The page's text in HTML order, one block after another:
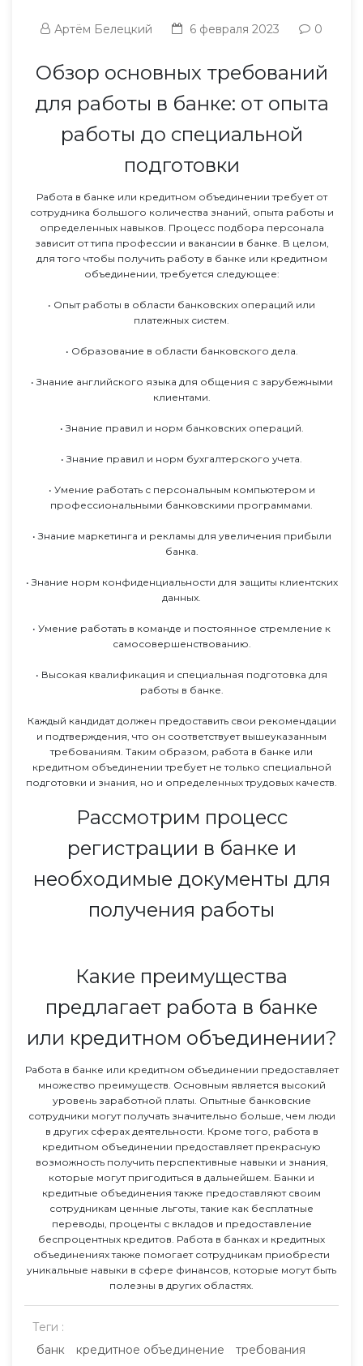
Артём Белецкий 6 февраля 2023 0
Обзор основных требований
для работы в банке: от опыта
работы до специальной
подготовки
Работа в банке или кредитном объединении требует от
сотрудника большого количества знаний, опыта работы и
определенных навыков. Процесс подбора персонала
зависит от типа профессии и вакансии в банке. В целом,
для того чтобы получить работу в банке или кредитном
объединении, требуется следующее:
• Опыт работы в области банковских операций или
платежных систем.
• Образование в области банковского дела.
• Знание английского языка для общения с зарубежными
клиентами.
• Знание правил и норм банковских операций.
• Знание правил и норм бухгалтерского учета.
• Умение работать с персональным компьютером и
профессиональными банковскими программами.
• Знание маркетинга и рекламы для увеличения прибыли
банка.
• Знание норм конфиденциальности для защиты клиентских
данных.
• Умение работать в команде и постоянное стремление к
самосовершенствованию.
• Высокая квалификация и специальная подготовка для
работы в банке.
Каждый кандидат должен предоставить свои рекомендации
и подтверждения, что он соответствует вышеуказанным
требованиям. Таким образом, работа в банке или
кредитном объединении требует не только специальной
подготовки и знания, но и определенных трудовых качеств.
Рассмотрим процесс
регистрации в банке и
необходимые документы для
получения работы
Какие преимущества
предлагает работа в банке
или кредитном объединении?
Работа в банке или кредитном объединении предоставляет
множество преимуществ. Основным является высокий
уровень заработной платы. Опытные банковские
сотрудники могут получать значительно больше, чем люди
в других сферах деятельности. Кроме того, работа в
кредитном объединении предоставляет прекрасную
возможность получить перспективные навыки и знания,
которые могут пригодиться в дальнейшем. Банки и
кредитные объединения также предоставляют своим
сотрудникам ценные льготы, такие как бесплатные
переводы, проценты с вкладов и предоставление
беспроцентных кредитов. Работа в банках и кредитных
объединениях также помогает сотрудникам приобрести
уникальные навыки в сфере финансов, которые могут быть
полезны в других областях.
Теги :
банк
кредитное объединение требования